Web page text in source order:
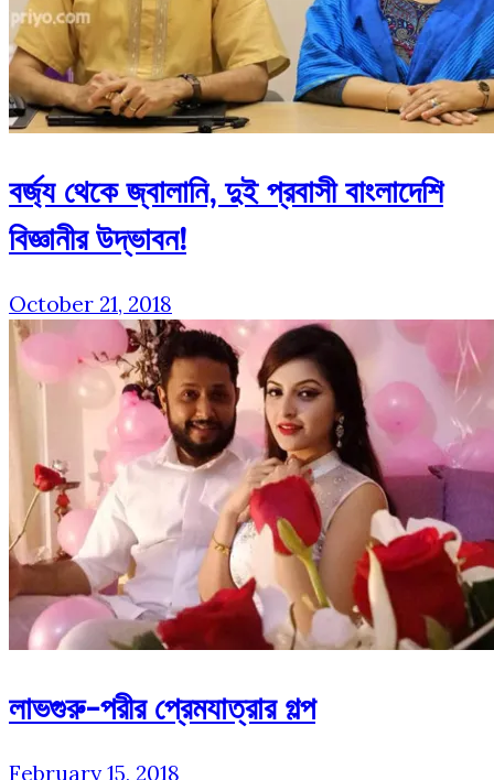
বর্জ্য থেকে জ্বালানি, দুই প্রবাসী বাংলাদেশি
বিজ্ঞানীর উদ্ভাবন!
October 21, 2018
লাভগুরু-পরীর প্রেমযাত্রার গল্প
February 15, 2018